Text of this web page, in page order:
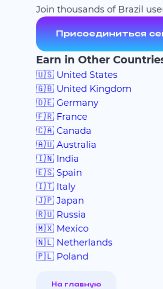
Join thousands of Brazil
Присоединиться
Earn in Other
🇺🇸 United States
🇬🇧 United Kingdom
🇩🇪 Germany
🇫🇷 France
🇨🇦 Canada
🇦🇺 Australia
🇮🇳 India
🇪🇸 Spain
🇮🇹 Italy
🇯🇵 Japan
🇷🇺 Russia
🇲🇽 Mexico
🇳🇱 Netherlands
🇵🇱 Poland
На главную